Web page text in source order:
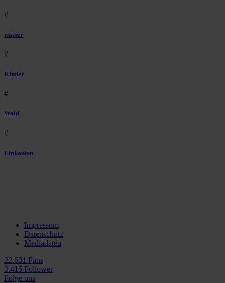
#
wasser
#
Kinder
#
Wald
#
Einkaufen
Impressum
Datenschutz
Mediadaten
22.601 Fans
3.415 Follower
Folge uns